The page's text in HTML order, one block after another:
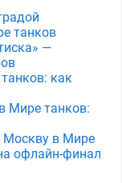
танков
—
как
Мире танков:
Москву в Мире
офлайн-финал